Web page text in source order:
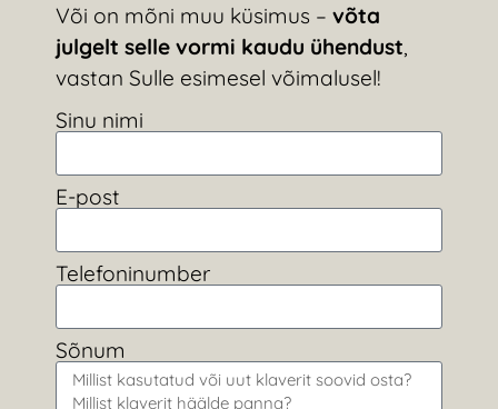
Või on mõni muu küsimus – võta
julgelt selle vormi kaudu ühendust,
vastan Sulle esimesel võimalusel!
Sinu nimi
E-post
Telefoninumber
Sõnum